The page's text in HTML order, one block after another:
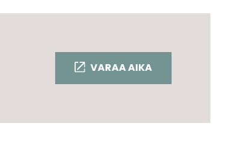
VARAA AIKA